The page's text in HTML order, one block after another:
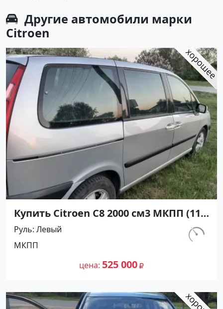
Другие автомобили марки
Citroen
Купить Citroen C8 2000 см3 МКПП (110
л.с.) Дизель турбонаддув в Крымск:
цвет Серый Минивэн 2001 года по
цене 525000 рублей, объявление
№21796 на сайте Авторынок23
км.
Руль Левый
МКПП
цена 525 000